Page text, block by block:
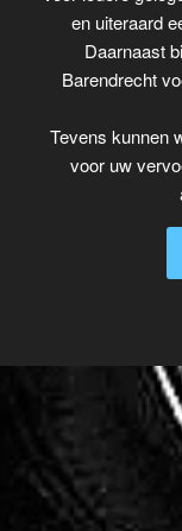
en uiteraard
Daarnaast
Barendrecht
Tevens kunnen
voor uw